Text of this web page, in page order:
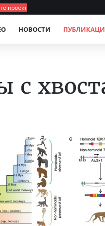
проект
НОВОСТИ
с